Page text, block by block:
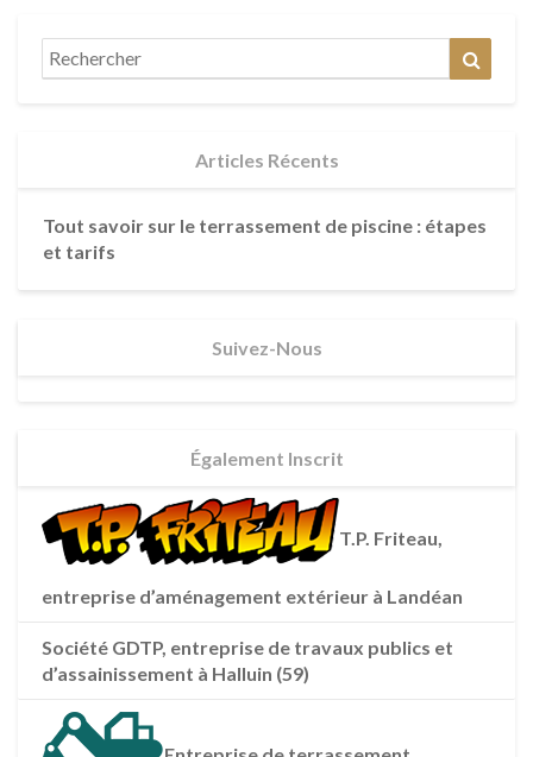
Search
for:
Articles Récents
Tout savoir sur le terrassement de piscine : étapes
et tarifs
Suivez-Nous
Également Inscrit
T.P. Friteau,
entreprise d’aménagement extérieur à Landéan
Société GDTP, entreprise de travaux publics et
d’assainissement à Halluin (59)